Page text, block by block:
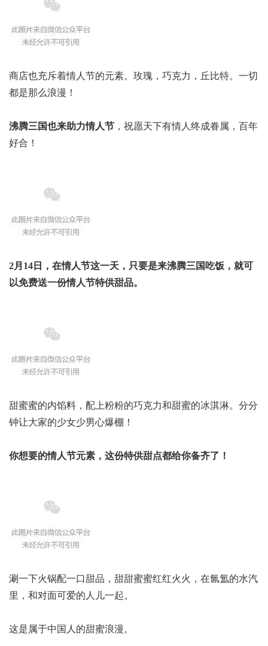
商店也充斥着情人节的元素。玫瑰，巧克力，丘比特。一切
都是那么浪漫！
沸腾三国也来助力情人节 ，祝愿天下有情人终成眷属，百年
好合！
2月14日，在情人节这一天，只要是来沸腾三国吃饭，就可
以免费送一份情人节特供甜品。
甜蜜蜜的内馅料，配上粉粉的巧克力和甜蜜的冰淇淋。分分
钟让大家的少女少男心爆棚！
你想要的情人节元素，这份特供甜点都给你备齐了！
涮一下火锅配一口甜品，甜甜蜜蜜红红火火，在氤氲的水汽
里，和对面可爱的人儿一起。
这是属于中国人的甜蜜浪漫。